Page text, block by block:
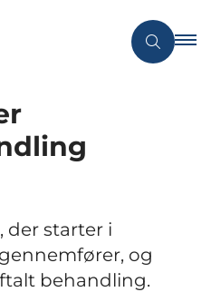
der starter i
og
behandling.